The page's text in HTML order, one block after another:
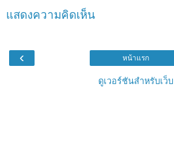
แสดงความคิดเห็น
‹ หน้าแรก
ดูเวอร์ชันสำหรับเว็บ